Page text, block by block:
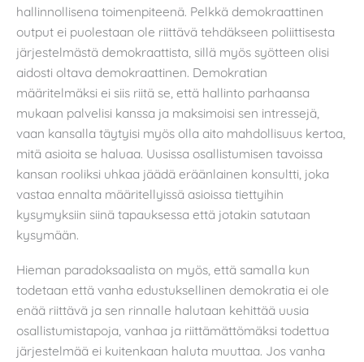
hallinnollisena toimenpiteenä. Pelkkä demokraattinen
output ei puolestaan ole riittävä tehdäkseen poliittisesta
järjestelmästä demokraattista, sillä myös syötteen olisi
aidosti oltava demokraattinen. Demokratian
määritelmäksi ei siis riitä se, että hallinto parhaansa
mukaan palvelisi kanssa ja maksimoisi sen intressejä,
vaan kansalla täytyisi myös olla aito mahdollisuus kertoa,
mitä asioita se haluaa. Uusissa osallistumisen tavoissa
kansan rooliksi uhkaa jäädä eräänlainen konsultti, joka
vastaa ennalta määritellyissä asioissa tiettyihin
kysymyksiin siinä tapauksessa että jotakin satutaan
kysymään.
Hieman paradoksaalista on myös, että samalla kun
todetaan että vanha edustuksellinen demokratia ei ole
enää riittävä ja sen rinnalle halutaan kehittää uusia
osallistumistapoja, vanhaa ja riittämättömäksi todettua
järjestelmää ei kuitenkaan haluta muuttaa. Jos vanha